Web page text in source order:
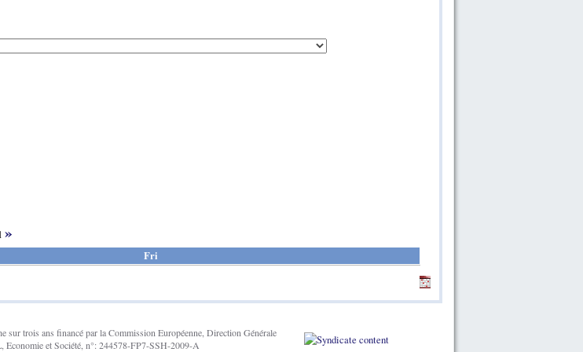
»
Fri
sur trois ans financé par la Commission Européenne, Direction Générale
Economie et Société, n°: 244578-FP7-SSH-2009-A